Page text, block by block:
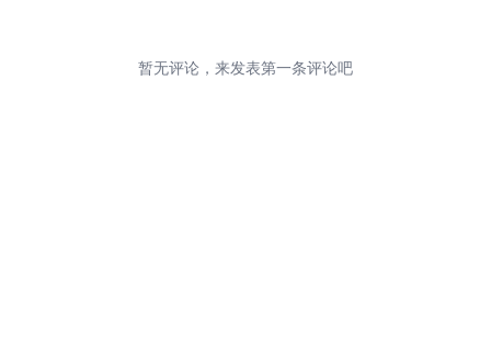
暂无评论，来发表第一条评论吧